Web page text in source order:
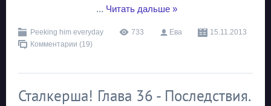
... Читать дальше »
Peeking him everyday 733 Ева
15.11.2013
Комментарии (19)
Сталкерша! Глава 36 - Последствия.